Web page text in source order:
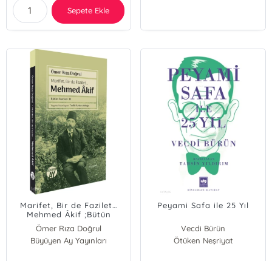
Sepete Ekle
Marifet, Bir de Fazilet…
Mehmed Âkif ;Bütün
Ömer Rıza Doğrul
Büyüyen Ay Yayınları
Peyami Safa ile 25 Yıl
Vecdi Bürün
Ötüken Neşriyat